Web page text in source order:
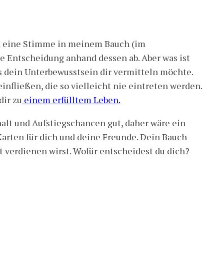
Stimme in meinem Bauch (im
anhand dessen ab. Aber was ist
dein Unterbewusstsein dir vermitteln möchte.
die so vielleicht nie eintreten werden.
zu einem erfülltem Leben.
und Aufstiegschancen gut, daher wäre ein
für dich und deine Freunde. Dein Bauch
verdienen wirst. Wofür entscheidest du dich?